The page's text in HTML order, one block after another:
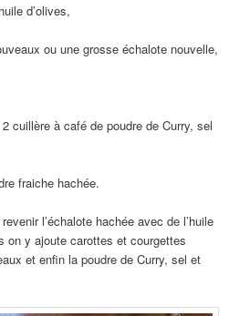
d’olives,
ou une grosse échalote nouvelle,
cuillère à café de poudre de Curry, sel
fraiche hachée.
l’échalote hachée avec de l’huile
on y ajoute carottes et courgettes
et enfin la poudre de Curry, sel et